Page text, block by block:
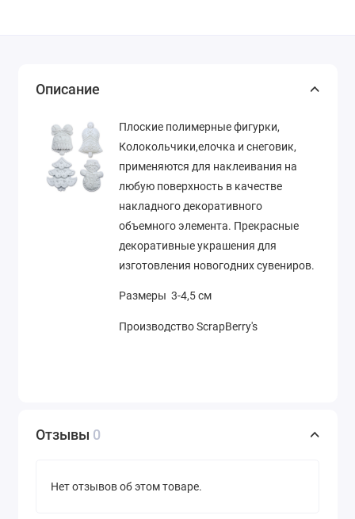
Описание
Плоские полимерные фигурки,
Колокольчики,елочка и снеговик,
применяются для наклеивания на
любую поверхность в качестве
накладного декоративного
объемного элемента. Прекрасные
декоративные украшения для
изготовления новогодних сувениров.
Размеры 3-4,5 см
Производство ScrapBerry's
Отзывы 0
Нет отзывов об этом товаре.